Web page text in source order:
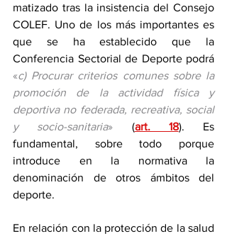
matizado tras la insistencia del Consejo
COLEF. Uno de los más importantes es
que se ha establecido que la
«c) Procurar criterios comunes sobre la
promoción de la actividad física y
deportiva no federada, recreativa, social
y socio-sanitaria» (art. 18). Es
fundamental, sobre todo porque
introduce en la normativa la
denominación de otros ámbitos del
deporte.
En relación con la protección de la salud